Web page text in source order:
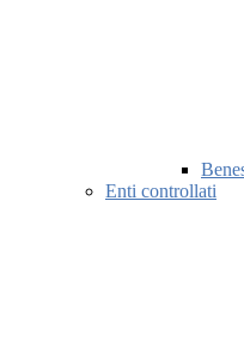
Enti controllati